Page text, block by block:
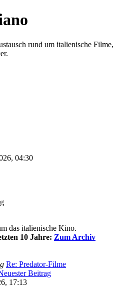
rund um italienische Filme,
04:30
das italienische Kino.
10 Jahre: Zum Archiv
Re: Predator-Filme
Beitrag
17:13